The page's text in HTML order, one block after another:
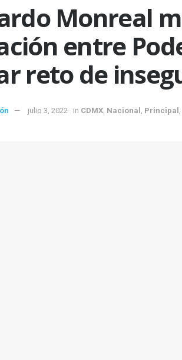
Monreal
entre
reto de
julio 3, 2022 in CDMX Nacional Principal